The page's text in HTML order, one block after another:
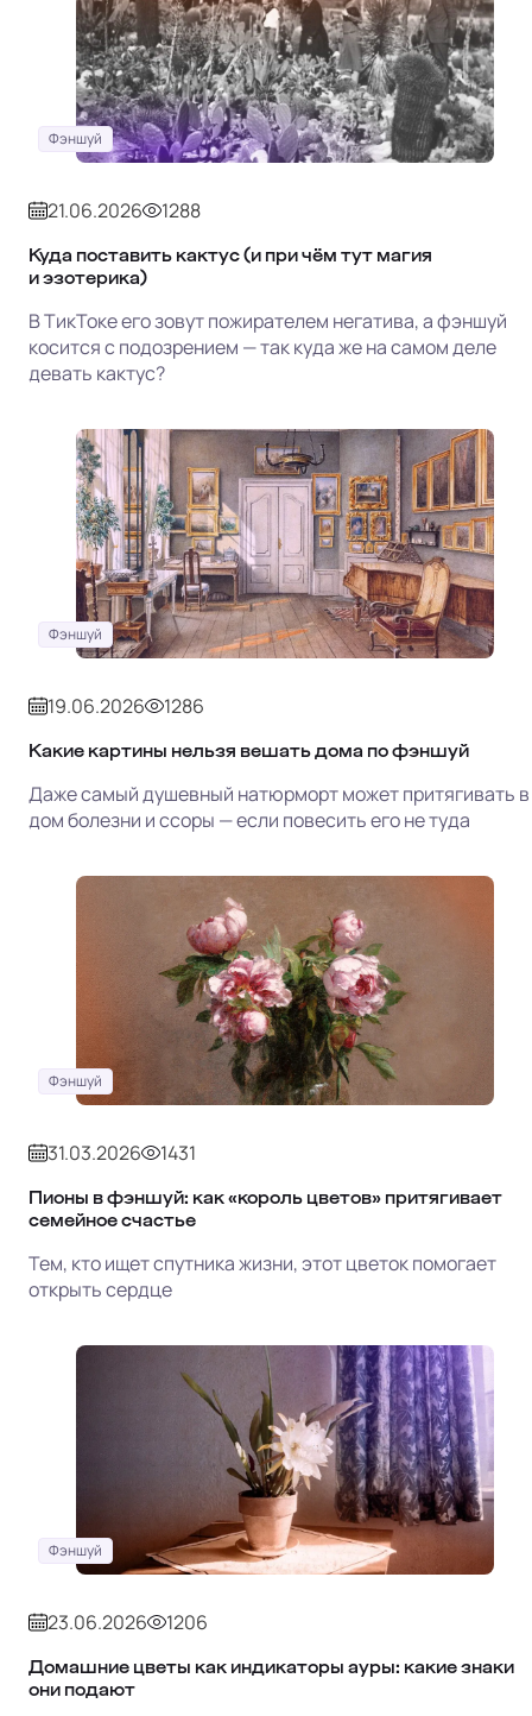
Фэншуй
21.06.2026 1288
Куда поставить кактус (и при чём тут магия
и эзотерика)
В ТикТоке его зовут пожирателем негатива, а фэншуй
косится с подозрением — так куда же на самом деле
девать кактус?
Фэншуй
19.06.2026 1286
Какие картины нельзя вешать дома по фэншуй
Даже самый душевный натюрморт может притягивать в
дом болезни и ссоры — если повесить его не туда
Фэншуй
31.03.2026 1431
Пионы в фэншуй: как «король цветов» притягивает
семейное счастье
Тем, кто ищет спутника жизни, этот цветок помогает
открыть сердце
Фэншуй
23.06.2026 1206
Домашние цветы как индикаторы ауры: какие знаки
они подают